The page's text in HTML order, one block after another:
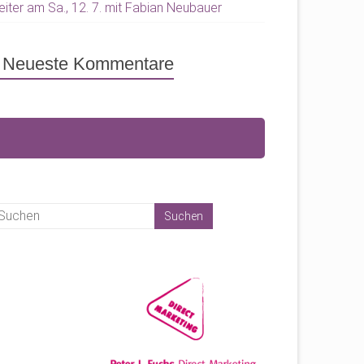
am Sa., 12. 7. mit Fabian Neubauer
Neueste Kommentare